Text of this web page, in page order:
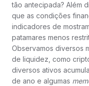
tão antecipada? Além
que as condições
indicadores de
patamares menos
Observamos diversos
de liquidez, como
diversos ativos
de ano e algumas